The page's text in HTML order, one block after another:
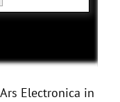
Electronica in